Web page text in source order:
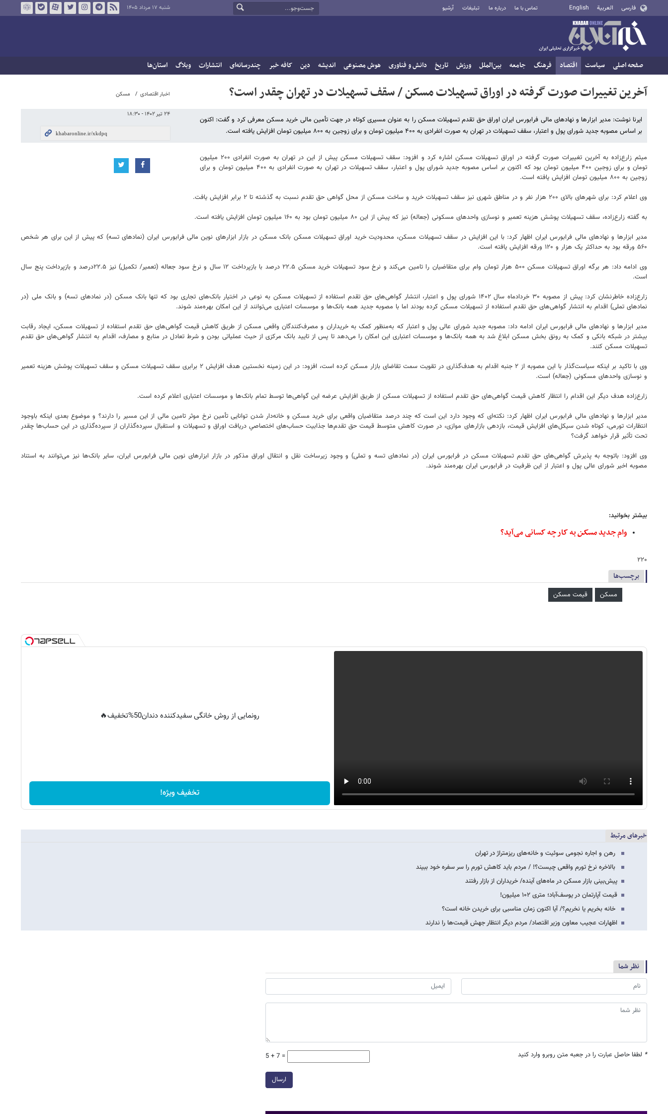
فارسی العربية English تماس با ما درباره ما تبلیغات آرشیو شنبه ۱۷ مرداد ۱۴۰۵
صفحه اصلی سیاست اقتصاد فرهنگ جامعه بین‌الملل ورزش تاریخ دانش و فناوری هوش مصنوعی اندیشه دین کافه خبر چندرسانه‌ای انتشارات وبلاگ استان‌ها
اخبار اقتصادی مسکن
۲۴ تیر ۱۴۰۲ - ۱۸:۳۰
آخرین تغییرات صورت گرفته در اوراق تسهیلات مسکن / سقف تسهیلات در تهران چقدر است؟
ایرنا نوشت: مدیر ابزارها و نهادهای مالی فرابورس ایران اوراق حق تقدم تسهیلات مسکن را به عنوان مسیری کوتاه در جهت تأمین مالی خرید مسکن معرفی کرد و گفت: اکنون
بر اساس مصوبه جدید شورای پول و اعتبار، سقف تسهیلات در تهران به صورت انفرادی به ۴۰۰ میلیون تومان و برای زوجین به ۸۰۰ میلیون تومان افزایش یافته است.
میثم زارع‌زاده به آخرین تغییرات صورت گرفته در اوراق تسهیلات مسکن اشاره کرد و افزود: سقف تسهیلات مسکن پیش از این در تهران به صورت انفرادی ۲۰۰ میلیون
تومان و برای زوجین ۴۰۰ میلیون تومان بود که اکنون بر اساس مصوبه جدید شورای پول و اعتبار، سقف تسهیلات در تهران به صورت انفرادی به ۴۰۰ میلیون تومان و برای
زوجین به ۸۰۰ میلیون تومان افزایش یافته است.
وی اعلام کرد: برای شهرهای بالای ۲۰۰ هزار نفر و در مناطق شهری نیز سقف تسهیلات خرید و ساخت مسکن از محل گواهی حق تقدم نسبت به گذشته تا ۲ برابر افزایش یافت.
به گفته زارع‌زاده، سقف تسهیلات پوشش هزینه تعمیر و نوسازی واحدهای مسکونی (جعاله) نیز که پیش از این ۸۰ میلیون تومان بود به ۱۶۰ میلیون تومان افزایش یافته است.
مدیر ابزارها و نهادهای مالی فرابورس ایران اظهار کرد: با این افزایش در سقف تسهیلات مسکن، محدودیت خرید اوراق تسهیلات مسکن بانک مسکن در بازار ابزارهای نوین مالی فرابورس ایران (نمادهای تسه) که پیش از این برای هر شخص
۵۶۰ ورقه بود به حداکثر یک هزار و ۱۲۰ ورقه افزایش یافته است.
وی ادامه داد: هر برگه اوراق تسهیلات مسکن ۵۰۰ هزار تومان وام برای متقاضیان را تامین می‌کند و نرخ سود تسهیلات خرید مسکن ۲۲.۵ درصد با بازپرداخت ۱۲ سال و نرخ سود جعاله (تعمیر/ تکمیل) نیز ۲۲.۵درصد و بازپرداخت پنج سال
است.
زارع‌زاده خاطرنشان کرد: پیش از مصوبه ۳۰ خردادماه سال ۱۴۰۲ شورای پول و اعتبار، انتشار گواهی‌های حق تقدم استفاده از تسهیلات مسکن به نوعی در اختیار بانک‌های تجاری بود که تنها بانک مسکن (در نمادهای تسه) و بانک ملی (در
نمادهای تملی) اقدام به انتشار گواهی‌های حق تقدم استفاده از تسهیلات مسکن کرده بودند اما با مصوبه جدید همه بانک‌ها و موسسات اعتباری می‌توانند از این امکان بهره‌مند شوند.
مدیر ابزارها و نهادهای مالی فرابورس ایران ادامه داد: مصوبه جدید شورای عالی پول و اعتبار که به‌منظور کمک به خریداران و مصرف‌کنندگان واقعی مسکن از طریق کاهش قیمت گواهی‌های حق تقدم استفاده از تسهیلات مسکن، ایجاد رقابت
بیشتر در شبکه بانکی و کمک به رونق بخش مسکن ابلاغ شد به همه بانک‌ها و موسسات اعتباری این امکان را می‌دهد تا پس از تایید بانک مرکزی از حیث عملیاتی بودن و شرط تعادل در منابع و مصارف، اقدام به انتشار گواهی‌های حق تقدم
تسهیلات مسکن کنند.
وی با تاکید بر اینکه سیاست‌گذار با این مصوبه از ۲ جنبه اقدام به هدف‌گذاری در تقویت سمت تقاضای بازار مسکن کرده است، افزود: در این زمینه نخستین هدف افزایش ۲ برابری سقف تسهیلات مسکن و سقف تسهیلات پوشش هزینه تعمیر
و نوسازی واحدهای مسکونی (جعاله) است.
زارع‌زاده هدف دیگر این اقدام را انتظار کاهش قیمت گواهی‌های حق تقدم استفاده از تسهیلات مسکن از طریق افزایش عرضه این گواهی‌ها توسط تمام بانک‌ها و موسسات اعتباری اعلام کرده است.
مدیر ابزارها و نهادهای مالی فرابورس ایران اظهار کرد: نکته‌ای که وجود دارد این است که چند درصد متقاضیان واقعی برای خرید مسکن و خانه‌دار شدن توانایی تأمین نرخ موثر تامین مالی از این مسیر را دارند؟ و موضوع بعدی اینکه باوجود
انتظارات تورمی، کوتاه شدن سیکل‌های افزایش قیمت، بازدهی بازارهای موازی، در صورت کاهش متوسط قیمت حق تقدم‌ها جذابیت حساب‌های اختصاصیِ دریافت اوراق و تسهیلات و استقبال سپرده‌گذاران از سپرده‌گذاری در این حساب‌ها چقدر
تحت تأثیر قرار خواهد گرفت؟
وی افزود: باتوجه به پذیرش گواهی‌های حق تقدم تسهیلات مسکن در فرابورس ایران (در نمادهای تسه و تملی) و وجود زیرساخت نقل و انتقال اوراق مذکور در بازار ابزارهای نوین مالی فرابورس ایران، سایر بانک‌ها نیز می‌توانند به استناد
مصوبه اخیر شورای عالی پول و اعتبار از این ظرفیت در فرابورس ایران بهره‌مند شوند.
بیشتر بخوانید:
وام جدیدمسکنبه کار چه کسانی می‌آید؟
۲۲۰
برچسب‌ها
مسکن قیمت مسکن
رونمایی از روش خانگی سفیدکننده دندان50%تخفیف🔥
تخفیف ویژه!
خبرهای مرتبط
رهن و اجاره نجومی سوئیت و خانه‌های ریزمتراژ در تهران
بالاخره نرخ تورم واقعی چیست؟! / مردم باید کاهش تورم را سر سفره خود ببیند
پیش‌بینی بازار مسکن در ماه‌های آینده/ خریداران از بازار رفتند
قیمت آپارتمان در یوسف‌آباد؛ متری ۱۰۲ میلیون!
خانه بخریم یا نخریم؟/ آیا اکنون زمان مناسبی برای خریدن خانه است؟
اظهارات عجیب معاون وزیر اقتصاد/ مردم دیگر انتظار جهش قیمت‌ها را ندارند
نظر شما
* لطفا حاصل عبارت را در جعبه متن روبرو وارد کنید 5 + 7 =
ارسال